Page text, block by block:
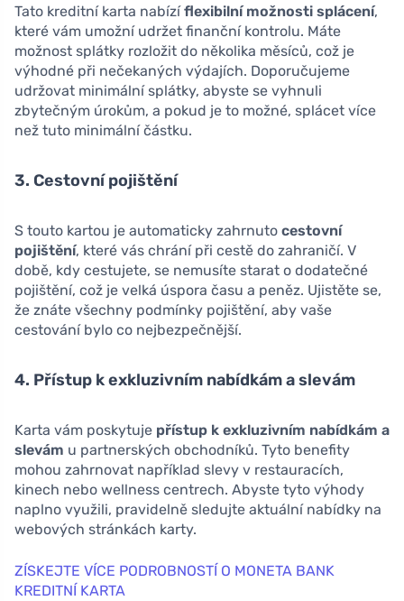
Tato kreditní karta nabízíflexibilní možnosti splácení,
které vám umožní udržet finanční kontrolu. Máte
možnost splátky rozložit do několika měsíců, což je
výhodné při nečekaných výdajích. Doporučujeme
udržovat minimální splátky, abyste se vyhnuli
zbytečným úrokům, a pokud je to možné, splácet více
než tuto minimální částku.
3. Cestovní pojištění
S touto kartou je automaticky zahrnuto cestovní
pojištění, které vás chrání při cestě do zahraničí. V
době, kdy cestujete, se nemusíte starat o dodatečné
pojištění, což je velká úspora času a peněz. Ujistěte se,
že znáte všechny podmínky pojištění, aby vaše
cestování bylo co nejbezpečnější.
4. Přístup k exkluzivním nabídkám a slevám
Karta vám poskytuje přístup k exkluzivním nabídkám a
slevám u partnerských obchodníků. Tyto benefity
mohou zahrnovat například slevy v restauracích,
kinech nebo wellness centrech. Abyste tyto výhody
naplno využili, pravidelně sledujte aktuální nabídky na
webových stránkách karty.
ZÍSKEJTE VÍCE PODROBNOSTÍ O MONETA BANK
KREDITNÍ KARTA